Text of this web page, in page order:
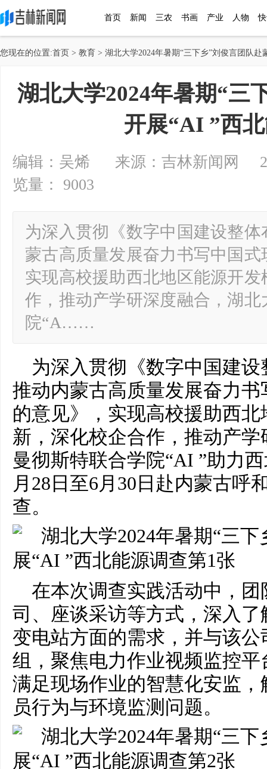
首页 新闻 三农 书画 产业 人物
您现在的位置:首页 > 教育 > 湖北大学2024年暑期“三下乡”刘俊言团队赴
湖北大学2024年暑期“三
开展“AI ”西
编辑：吴烯 来源：吉林新闻网
览量： 9003
为深入贯彻《数字中国建设整
蒙古高质量发展奋力书写中国
实现高校援助西北地区能源开
作，推动产学研深度融合，湖
院“A……
为深入贯彻《数字中国建
推动内蒙古高质量发展奋力
的意见》，实现高校援助西
新，深化校企合作，推动产
曼彻斯特联合学院“AI ”助力
月28日至6月30日赴内蒙古呼
查。
在本次调查实践活动中，
司、座谈采访等方式，深入
变电站方面的需求，并与该
组，聚焦电力作业视频监控
满足现场作业的智慧化安监
员行为与环境监测问题。